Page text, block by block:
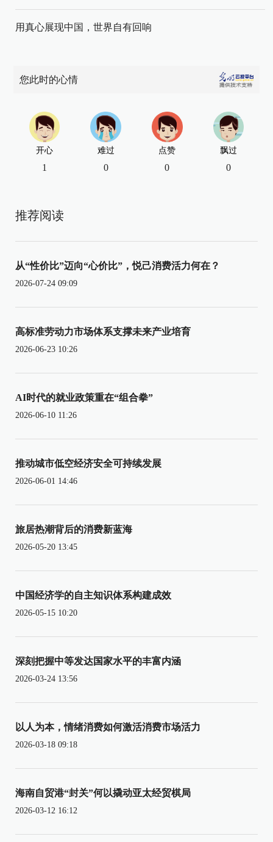
用真心展现中国，世界自有回响
您此时的心情
开心
1
难过
0
点赞
0
飘过
0
推荐阅读
从“性价比”迈向“心价比”，悦己消费活力何在？
2026-07-24 09:09
高标准劳动力市场体系支撑未来产业培育
2026-06-23 10:26
AI时代的就业政策重在“组合拳”
2026-06-10 11:26
推动城市低空经济安全可持续发展
2026-06-01 14:46
旅居热潮背后的消费新蓝海
2026-05-20 13:45
中国经济学的自主知识体系构建成效
2026-05-15 10:20
深刻把握中等发达国家水平的丰富内涵
2026-03-24 13:56
以人为本，情绪消费如何激活消费市场活力
2026-03-18 09:18
海南自贸港“封关”何以撬动亚太经贸棋局
2026-03-12 16:12